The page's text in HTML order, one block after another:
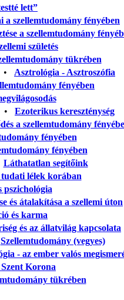
lett”
szellemtudomány fényében
a szellemtudomány
születés
tükrében
Asztrológia - Asztroszófia
fényében
• Ezoterikus kereszténység
a szellemtudomány
fényében
fényében
Láthatatlan segítőink
lélek korában
pszichológia
és átalakítása a szellemi úton
és karma
és az állatvilág kapcsolata
Szellemtudomány (vegyes)
- az ember valós
Korona
tükrében